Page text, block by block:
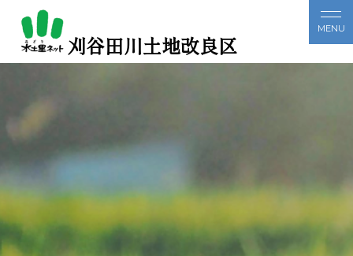
刈谷田川土地改良区